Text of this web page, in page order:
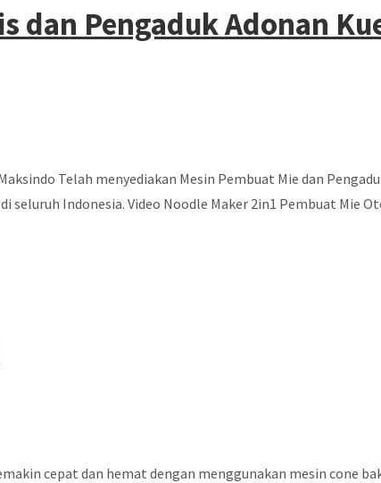
Pengaduk Adonan
Telah menyediakan Mesin Pembuat Mie dan
Indonesia. Video Noodle Maker 2in1 Pembuat Mie
cepat dan hemat dengan menggunakan mesin cone